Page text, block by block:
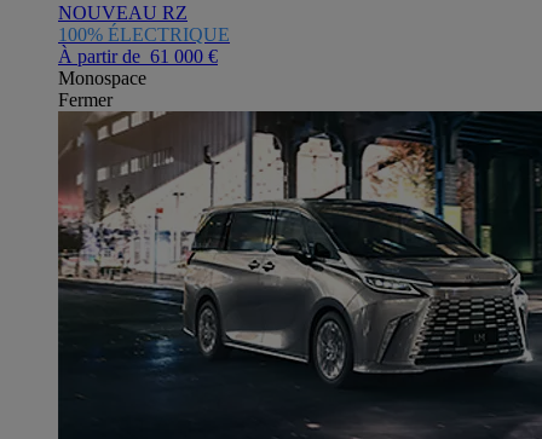
NOUVEAU RZ
100% ÉLECTRIQUE
À partir de 61 000 €
Monospace
Fermer